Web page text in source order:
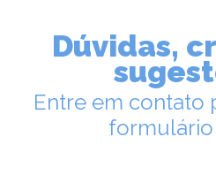
Dúvidas,
Entre em contato
formulário